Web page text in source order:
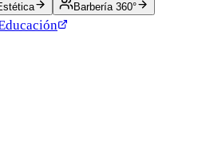
Barbería 360°